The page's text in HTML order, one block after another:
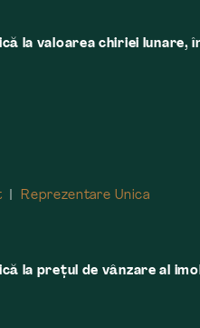
la valoarea chiriei
Reprezentare Unica
la preţul de vânzare al